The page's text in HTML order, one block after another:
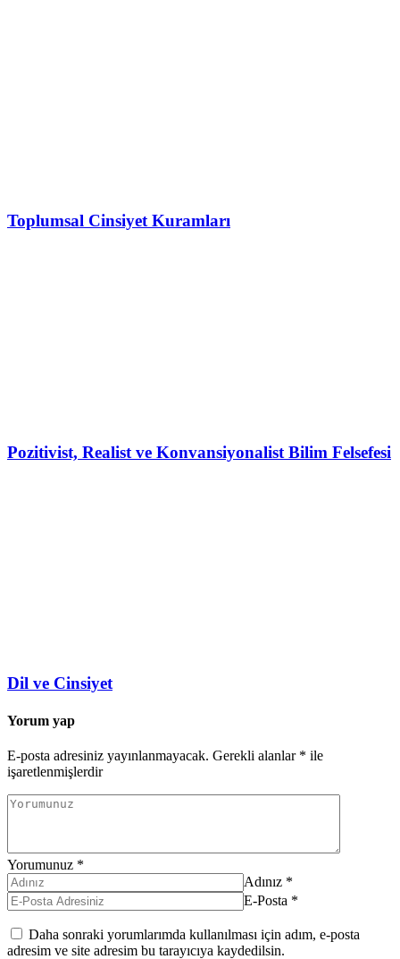
Toplumsal Cinsiyet Kuramları
Pozitivist, Realist ve Konvansiyonalist Bilim Felsefesi
Dil ve Cinsiyet
Yorum yap
E-posta adresiniz yayınlanmayacak. Gerekli alanlar * ile
işaretlenmişlerdir
Yorumunuz *
Adınız *
E-Posta *
Daha sonraki yorumlarımda kullanılması için adım, e-posta
adresim ve site adresim bu tarayıcıya kaydedilsin.